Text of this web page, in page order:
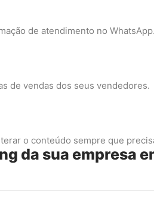
de atendimento no
de vendas dos seus vendedores.
o conteúdo sempre que
da sua empresa